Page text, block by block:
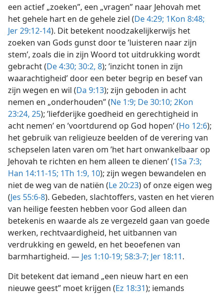
een actief „zoeken”, een „vragen” naar Jehovah met
het gehele hart en de gehele ziel (De 4:29; 1Kon 8:48;
Jer 29:12-14). Dit betekent noodzakelijkerwijs het
zoeken van Gods gunst door te ’luisteren naar zijn
stem’, zoals die in zijn Woord tot uitdrukking wordt
gebracht (De 4:30; 30:2, 8); ’inzicht tonen in zijn
waarachtigheid’ door een beter begrip en besef van
zijn wegen en wil (Da 9:13); zijn geboden in acht
nemen en „onderhouden” (Ne 1:9; De 30:10; 2Kon
23:24, 25); ’liefderijke goedheid en gerechtigheid in
acht nemen’ en ’voortdurend op God hopen’ (Ho 12:6);
het gebruik van religieuze beelden of de verering van
schepselen laten varen om ’het hart onwankelbaar op
Jehovah te richten en hem alleen te dienen’ (1Sa 7:3;
Han 14:11-15; 1Th 1:9, 10); zijn wegen bewandelen en
niet de weg van de natiën (Le 20:23) of onze eigen weg
(Jes 55:6-8). Gebeden, slachtoffers, vasten en het vieren
van heilige feesten hebben voor God alleen dan
betekenis en waarde als ze vergezeld gaan van goede
werken, rechtvaardigheid, het uitbannen van
verdrukking en geweld, en het beoefenen van
barmhartigheid. — Jes 1:10-19; 58:3-7; Jer 18:11.
Dit betekent dat iemand „een nieuw hart en een
nieuwe geest” moet krijgen (Ez 18:31); iemands